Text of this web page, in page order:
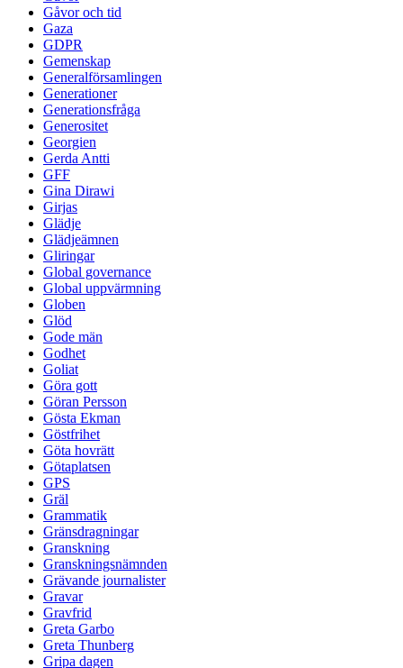
Gåvor och tid
Gaza
GDPR
Gemenskap
Generalförsamlingen
Generationer
Generationsfråga
Generositet
Georgien
Gerda Antti
GFF
Gina Dirawi
Girjas
Glädje
Glädjeämnen
Gliringar
Global governance
Global uppvärmning
Globen
Glöd
Gode män
Godhet
Goliat
Göra gott
Göran Persson
Gösta Ekman
Göstfrihet
Göta hovrätt
Götaplatsen
GPS
Gräl
Grammatik
Gränsdragningar
Granskning
Granskningsnämnden
Grävande journalister
Gravar
Gravfrid
Greta Garbo
Greta Thunberg
Gripa dagen